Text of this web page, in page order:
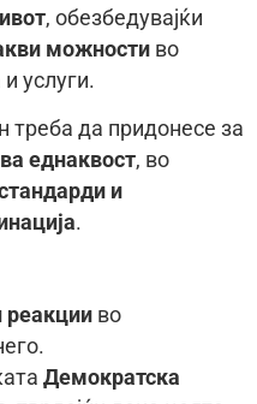
, обезбедувајќи
можности во
услуги.
треба да придонесе за
еднаквост, во
и
.
реакции во
Демократска